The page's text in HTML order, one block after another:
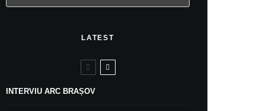
LATEST
INTERVIU ARC BRAȘOV